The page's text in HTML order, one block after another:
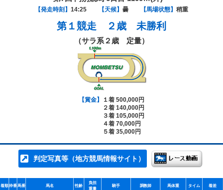
【発走時刻】 14:25 【天候】 曇 【馬場状態】 稍重
第１競走 ２歳 未勝利
（サラ系２歳 定量）
【賞金】
１着 500,000円
２着 140,000円
３着 105,000円
４着 70,000円
５着 35,000円
判定写真等（地方競馬情報サイト）
着順枠番馬番 馬名 性齢
負担
重量
騎手 調教師 馬体重 タイム 着差